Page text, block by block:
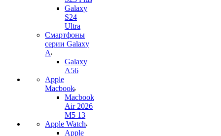
Galaxy
S24
Ultra
Смартфоны
серии Galaxy
A
Galaxy
A56
Apple
Macbook
Macbook
Air 2026
M5 13
Apple Watch
Apple